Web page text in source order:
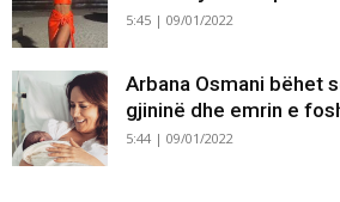
5:45 | 09/01/2022
Arbana Osmani bëhet
gjininë dhe emrin e
5:44 | 09/01/2022